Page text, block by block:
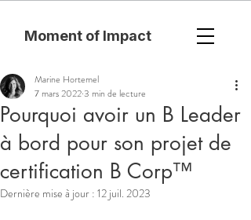
Moment of Impact
Pourquoi avoir un B Leader
à bord pour son projet de
certification B Corp™
Marine Hortemel
7 mars 20223 min de lecture
Dernière mise à jour : 12 juil. 2023